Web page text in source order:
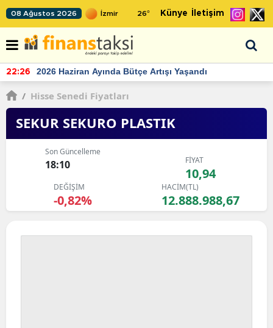
08 Ağustos 2026 26° Künye İletişim
22:24 TCMB'nin rezervlerinde artan momentum devam ediyor
/ Hisse Senedi Fiyatları
SEKUR SEKURO PLASTIK
Son Güncelleme
18:10 FİYAT
10,94
DEĞİŞİM
-0,82%
HACİM(TL)
12.888.988,67